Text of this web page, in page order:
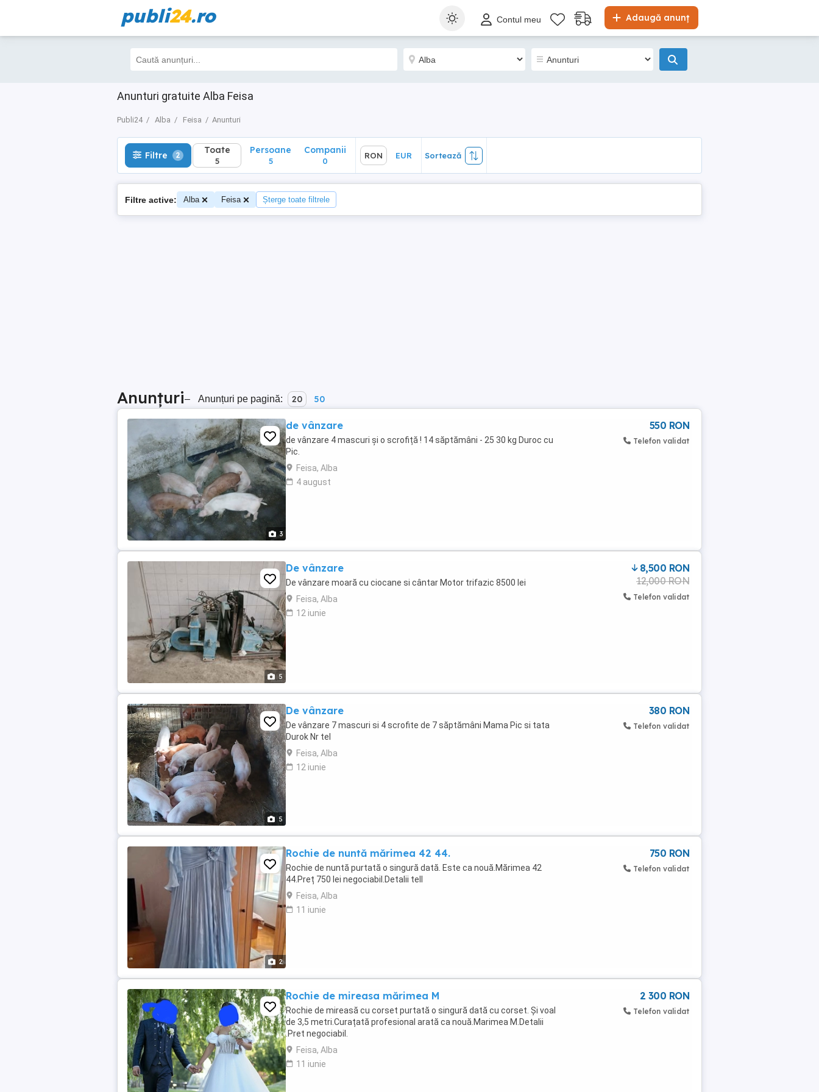
publi24.ro Adaugă anunț
Contul meu
Anunturi gratuite Alba Feisa
Publi24 Alba Feisa Anunturi
Filtre 2 Toate
5
Sortează
Filtre 2 Toate
5
Persoane
5
Companii
0
RON EUR Sortează
Filtre active: Alba Feisa Șterge toate filtrele
Anunțuri– Anunțuri pe pagină: 20 50
3
de vânzare
de vânzare 4 mascuri și o scrofiță ! 14 săptămâni - 25 30 kg Duroc cu
Pic.
Feisa, Alba
4 august
550 RON
Telefon validat
5
De vânzare
De vânzare moară cu ciocane si cântar Motor trifazic 8500 lei
Feisa, Alba
12 iunie
8,500 RON
12,000 RON
Telefon validat
5
De vânzare
De vânzare 7 mascuri si 4 scrofite de 7 săptămâni Mama Pic si tata
Durok Nr tel
Feisa, Alba
12 iunie
380 RON
Telefon validat
2
Rochie de nuntă mărimea 42 44.
Rochie de nuntă purtată o singură dată. Este ca nouă.Mărimea 42
44.Preț 750 lei negociabil.Detalii tell
Feisa, Alba
11 iunie
750 RON
Telefon validat
Rochie de mireasa mărimea M
Rochie de mireasă cu corset purtată o singură dată cu corset. Și voal
de 3,5 metri.Curațată profesional arată ca nouă.Marimea M.Detalii
.Pret negociabil.
Feisa, Alba
11 iunie
2 300 RON
Telefon validat